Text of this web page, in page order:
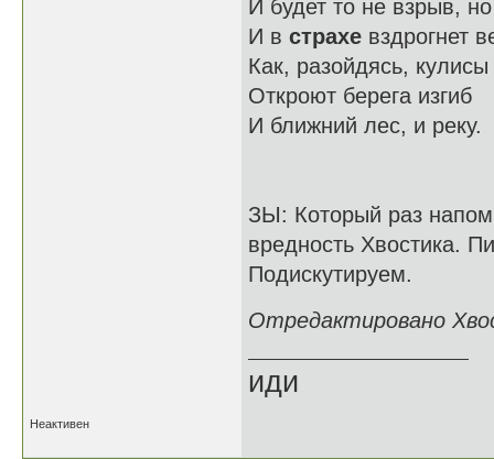
И будет то не взрыв,
И в страхе вздрогнет
Как, разойдясь,
Откроют берега изгиб
И ближний лес, и реку.
ЗЫ: Который раз
вредность Хвостика.
Подискутируем.
Отредактировано
иди
Неактивен